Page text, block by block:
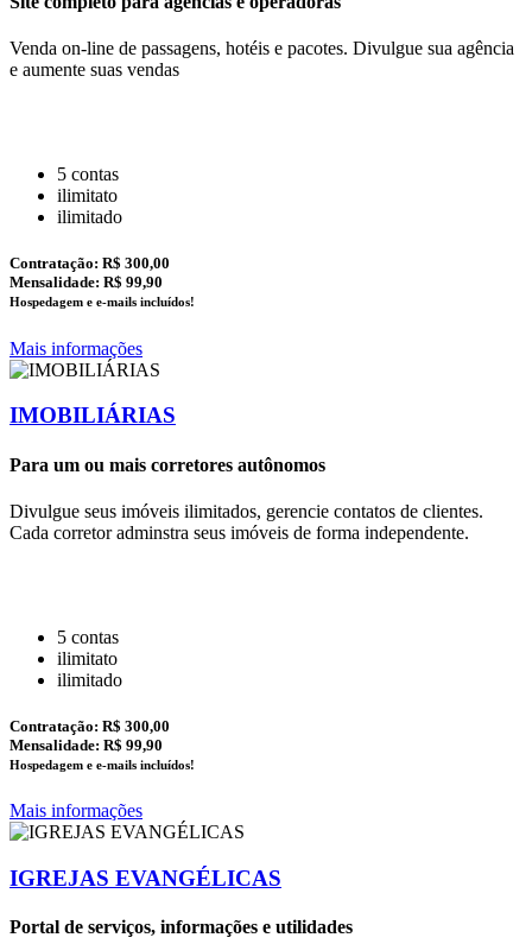
Venda on-line de passagens, hotéis e pacotes. Divulgue sua agência
e aumente suas vendas
5 contas
ilimitato
ilimitado
Contratação: R$ 300,00
Mensalidade: R$ 99,90
Hospedagem e e-mails incluídos!
Mais informações
IMOBILIÁRIAS
Para um ou mais corretores autônomos
Divulgue seus imóveis ilimitados, gerencie contatos de clientes.
Cada corretor adminstra seus imóveis de forma independente.
5 contas
ilimitato
ilimitado
Contratação: R$ 300,00
Mensalidade: R$ 99,90
Hospedagem e e-mails incluídos!
Mais informações
IGREJAS EVANGÉLICAS
Portal de serviços, informações e utilidades